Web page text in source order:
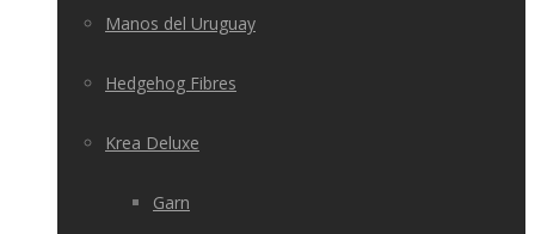
Manos del Uruguay
Hedgehog Fibres
Krea Deluxe
Garn